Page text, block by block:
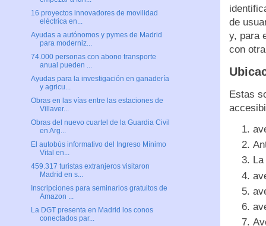
de
y, para
con
Estas
16 proyectos innovadores de movilidad
eléctrica en...
Ayudas a autónomos y pymes de Madrid
para moderniz...
74.000 personas con abono transporte
anual pueden ...
Ayudas para la investigación en ganadería
y agricu...
Obras en las vías entre las estaciones de
Villaver...
Obras del nuevo cuartel de la Guardia Civil
en Arg...
El autobús informativo del Ingreso Mínimo
Vital en...
459.317 turistas extranjeros visitaron
Madrid en s...
Inscripciones para seminarios gratuitos de
Amazon ...
La DGT presenta en Madrid los conos
conectados par...